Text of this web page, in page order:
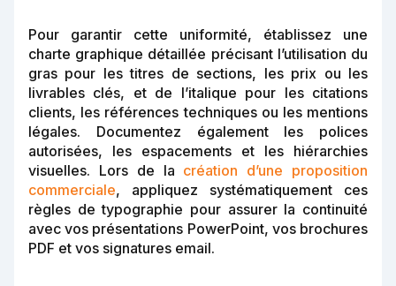
Pour garantir cette uniformité, établissez une
charte graphique détaillée précisant l’utilisation du
gras pour les titres de sections, les prix ou les
livrables clés, et de l’italique pour les citations
clients, les références techniques ou les mentions
légales. Documentez également les polices
autorisées, les espacements et les hiérarchies
visuelles. Lors de la création d’une proposition
commerciale, appliquez systématiquement ces
règles de typographie pour assurer la continuité
avec vos présentations PowerPoint, vos brochures
PDF et vos signatures email.